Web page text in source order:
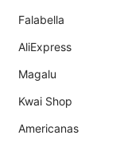
Falabella
AliExpress
Magalu
Kwai Shop
Americanas